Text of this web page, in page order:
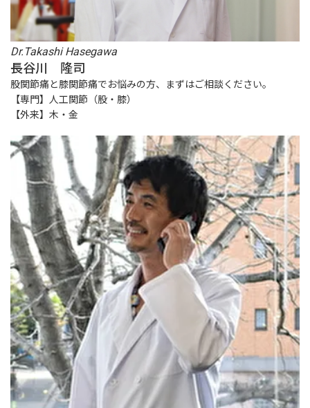
Dr.Takashi Hasegawa
長谷川 隆司
股関節痛と膝関節痛でお悩みの方、まずはご相談ください。
【専門】人工関節（股・膝）
【外来】木・金